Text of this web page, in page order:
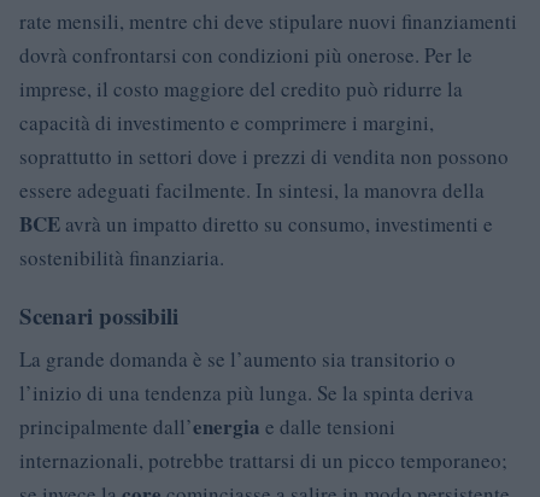
rate mensili, mentre chi deve stipulare nuovi finanziamenti
dovrà confrontarsi con condizioni più onerose. Per le
imprese, il costo maggiore del credito può ridurre la
capacità di investimento e comprimere i margini,
soprattutto in settori dove i prezzi di vendita non possono
essere adeguati facilmente. In sintesi, la manovra della
BCE avrà un impatto diretto su consumo, investimenti e
sostenibilità finanziaria.
Scenari possibili
La grande domanda è se l’aumento sia transitorio o
l’inizio di una tendenza più lunga. Se la spinta deriva
principalmente dall’energia e dalle tensioni
internazionali, potrebbe trattarsi di un picco temporaneo;